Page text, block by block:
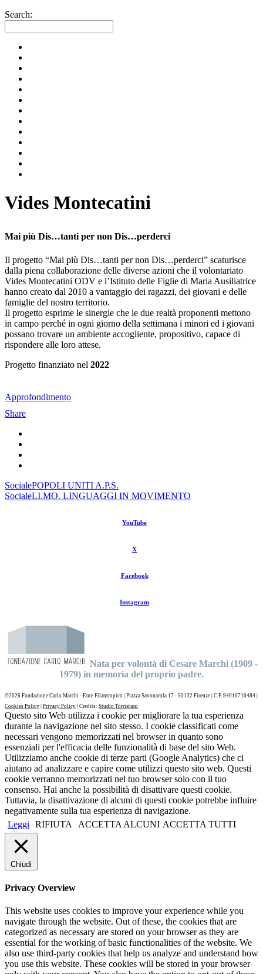
Search:
Vides Montecatini
Mai più Dis…tanti per non Dis…perderci
Il progetto “Mai più Dis…tanti per non Dis…perderci” scaturisce
dalla piena collaborazione delle diverse azioni che il volontariato
Vides Montecatini ODV e l’Istituto delle Figlie di Maria Ausiliatrice
hanno creato dal 2010 a vantaggio dei ragazzi, dei giovani e delle
famiglie del nostro territorio.
Il progetto esprime le sinergie che le due realtà proponenti mettono
in campo perché in ogni giorno della settimana i minori ed i giovani
possano trovare un ambiente accogliente, propositivo, capace di
rispondere alle loro attese.
Progetto finanziato nel 2022
Approfondimento
Share
SocialePOPOLI UNITI A.P.S.
SocialeLI.MO. LINGUAGGI IN MOVIMENTO
YouTube
X
Facebook
Instagram
Nata per volontà di Cesare Marchi (1909 -
1979) in memoria del proprio padre.
©2026 Fondazione Carlo Marchi - Ente Filantropico | Piazza Savonarola 17 - 50132 Firenze | C.F. 94010710484 |
Cookies Policy Privacy Policy | Credits: Studio Torrigiani
Questo sito Web utilizza i cookie per migliorare la tua esperienza
durante la navigazione nel sito stesso. I cookie classificati come
necessari vengono memorizzati nel browser in quanto sono
essenziali per l'efficacia delle funzionalità di base del sito Web.
Utilizziamo anche cookie di terze parti (Google Analytics) che ci
aiutano ad analizzare e capire come utilizzi questo sito web. Questi
cookie verranno memorizzati nel tuo browser solo con il tuo
consenso. Hai anche la possibilità di disattivare questi cookie.
Tuttavia, la disattivazione di alcuni di questi cookie potrebbe influire
negativamente sulla tua esperienza di navigazione.
Leggi
RIFIUTA ACCETTA ALCUNI ACCETTA TUTTI
Chiudi
Privacy Overview
This website uses cookies to improve your experience while you
navigate through the website. Out of these, the cookies that are
categorized as necessary are stored on your browser as they are
essential for the working of basic functionalities of the website. We
also use third-party cookies that help us analyze and understand how
you use this website. These cookies will be stored in your browser